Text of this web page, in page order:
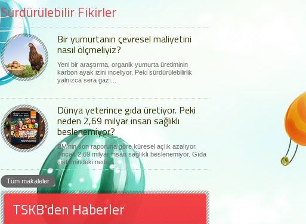
Sürdürülebilir Fikirler
Bir yumurtanın çevresel maliyetini
nasıl ölçmeliyiz?
Yeni bir araştırma, organik yumurta üretiminin
karbon ayak izini inceliyor. Peki sürdürülebilirlik
yalnızca sera gazı...
Dünya yeterince gıda üretiyor. Peki
neden 2,69 milyar insan sağlıklı
beslenemiyor?
BM’nin son raporuna göre küresel açlık azalıyor.
Ancak 2,69 milyar insan sağlıklı beslenemiyor. Gıda
sistemindeki neden...
Tüm makaleler
TSKB'den Haberler